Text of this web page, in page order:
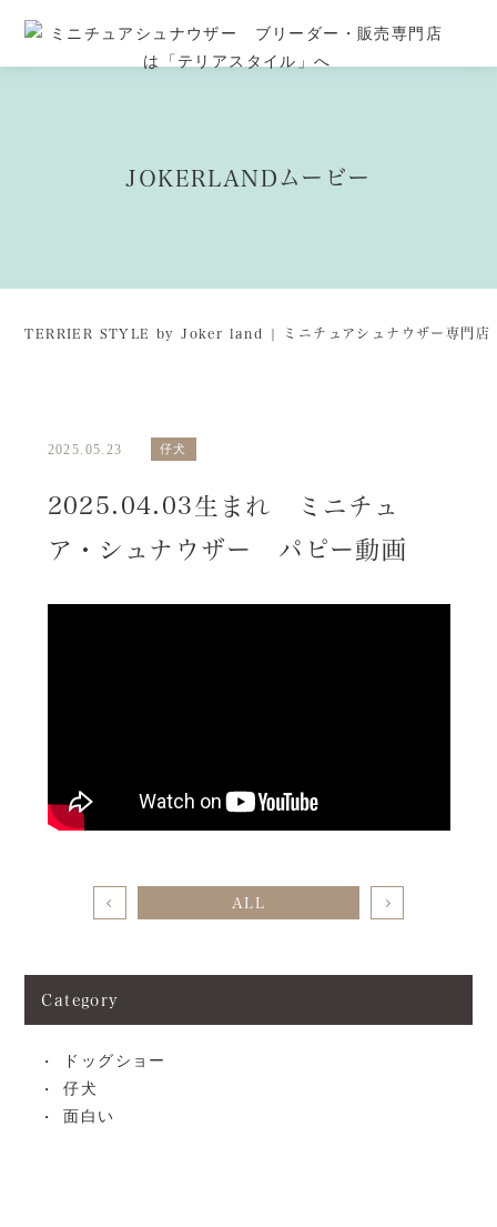
JOKERLANDムービー
TERRIER STYLE by Joker land | ミニチュアシュナウザー専門店
2025.05.23 仔犬
2025.04.03生まれ ミニチュ
ア・シュナウザー パピー動画
ALL
Category
ドッグショー
仔犬
面白い